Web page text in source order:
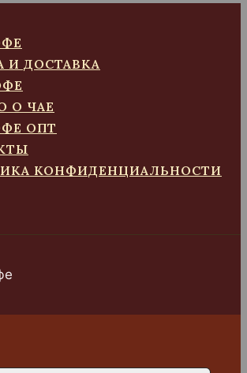
И ДОСТАВКА
О ЧАЕ
ОПТ
КОНФИДЕНЦИАЛЬНОСТИ